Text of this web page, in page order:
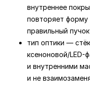
внутреннее
повторяет форму
правильный
тип оптики —
ксеноновой/LED-
и внутренними
и не